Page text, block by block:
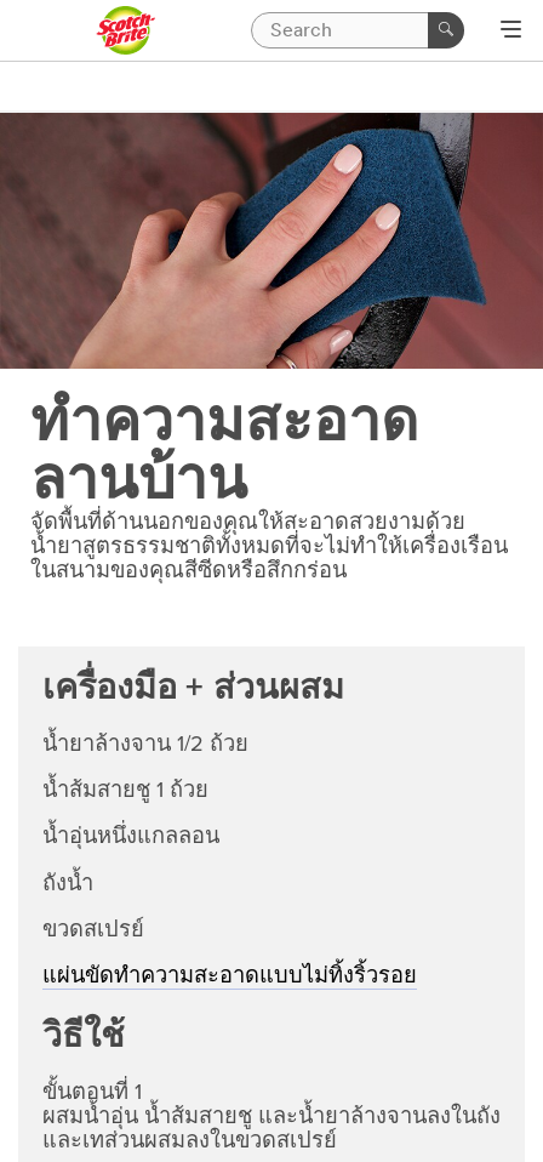
ทำความสะอาด
ลานบ้าน
จัดพื้นที่ด้านนอกของคุณให้สะอาดสวยงามด้วย
น้ำยาสูตรธรรมชาติทั้งหมดที่จะไม่ทำให้เครื่องเรือน
ในสนามของคุณสีซีดหรือสึกกร่อน
เครื่องมือ + ส่วนผสม
น้ำยาล้างจาน 1/2 ถ้วย
น้ำส้มสายชู 1 ถ้วย
น้ำอุ่นหนึ่งแกลลอน
ถังน้ำ
ขวดสเปรย์
แผ่นขัดทำความสะอาดแบบไม่ทิ้งริ้วรอย
วิธีใช้
ขั้นตอนที่ 1
ผสมน้ำอุ่น น้ำส้มสายชู และน้ำยาล้างจานลงในถัง
และเทส่วนผสมลงในขวดสเปรย์